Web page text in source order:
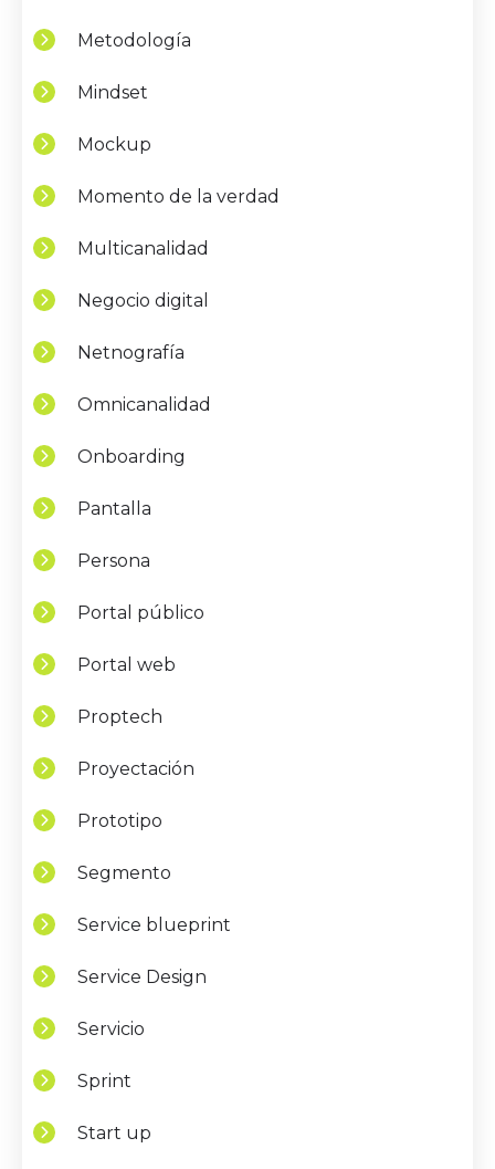
Metodología
Mindset
Mockup
Momento de la verdad
Multicanalidad
Negocio digital
Netnografía
Omnicanalidad
Onboarding
Pantalla
Persona
Portal público
Portal web
Proptech
Proyectación
Prototipo
Segmento
Service blueprint
Service Design
Servicio
Sprint
Start up